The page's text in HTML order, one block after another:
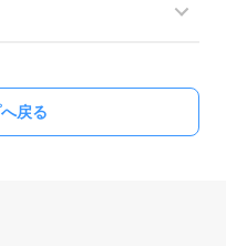
戻る